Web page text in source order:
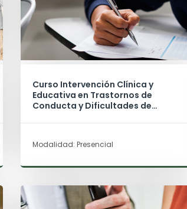
Curso Intervención Clínica y
Educativa en Trastornos de
Conducta y Dificultades de
Modalidad: Presencial